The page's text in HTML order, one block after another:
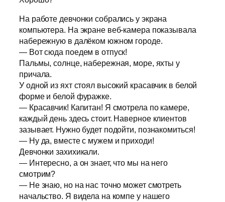
На работе девчонки собрались у экрана
компьютера. На экране веб-камера показывала
набережную в далёком южном городе.
— Вот сюда поедем в отпуск!
Пальмы, солнце, набережная, море, яхты у
причала.
У одной из яхт стоял высокий красавчик в белой
форме и белой фуражке.
— Красавчик! Капитан! Я смотрела по камере,
каждый день здесь стоит. Наверное клиентов
зазывает. Нужно будет подойти, познакомиться!
— Ну да, вместе с мужем и приходи!
Девчонки захихикали.
— Интересно, а он знает, что мы на него
смотрим?
— Не знаю, но на нас точно может смотреть
начальство. Я видела на компе у нашего